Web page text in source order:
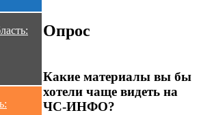
Опрос
Какие материалы вы бы
хотели чаще видеть на
ЧС-ИНФО?